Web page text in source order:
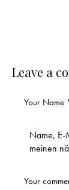
Leave a
Name, E-
meinen